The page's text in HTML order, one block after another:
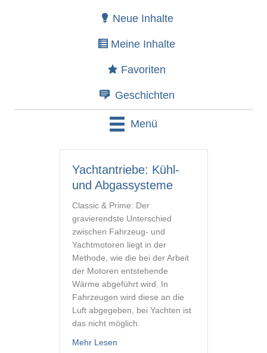
Neue Inhalte
Meine Inhalte
Favoriten
Geschichten
Menü
Yachtantriebe: Kühl-
und Abgassysteme
Classic & Prime: Der
gravierendste Unterschied
zwischen Fahrzeug- und
Yachtmotoren liegt in der
Methode, wie die bei der Arbeit
der Motoren entstehende
Wärme abgeführt wird. In
Fahrzeugen wird diese an die
Luft abgegeben, bei Yachten ist
das nicht möglich.
Mehr Lesenabout Yachtantriebe: Kühl- und